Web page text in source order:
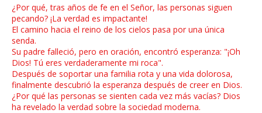
¿Por qué, tras años de fe en el Señor, las personas siguen
pecando? ¡La verdad es impactante!
El camino hacia el reino de los cielos pasa por una única
senda.
Su padre falleció, pero en oración, encontró esperanza: "¡Oh
Dios! Tú eres verdaderamente mi roca".
Después de soportar una familia rota y una vida dolorosa,
finalmente descubrió la esperanza después de creer en Dios.
¿Por qué las personas se sienten cada vez más vacías? Dios
ha revelado la verdad sobre la sociedad moderna.